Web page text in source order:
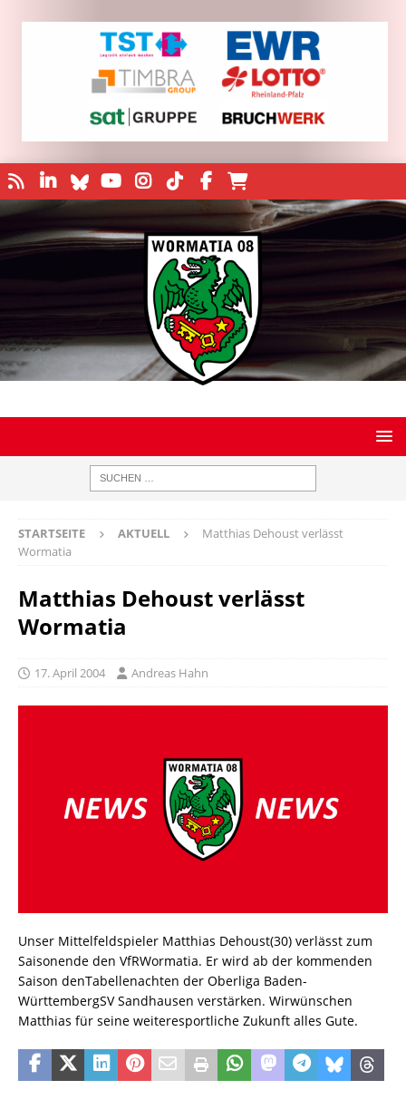
STARTSEITE AKTUELL
Matthias Dehoust verlässt
Wormatia
Matthias Dehoust verlässt
Wormatia
17. April 2004 Andreas Hahn
Unser Mittelfeldspieler Matthias Dehoust(30) verlässt zum
Saisonende den VfRWormatia. Er wird ab der kommenden
Saison denTabellenachten der Oberliga Baden-
WürttembergSV Sandhausen verstärken. Wirwünschen
Matthias für seine weiteresportliche Zukunft alles Gute.